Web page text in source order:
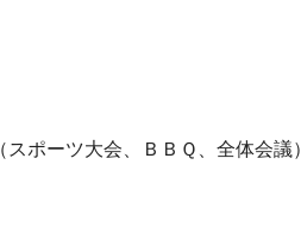
ポーツ大会、ＢＢＱ、全体会議）